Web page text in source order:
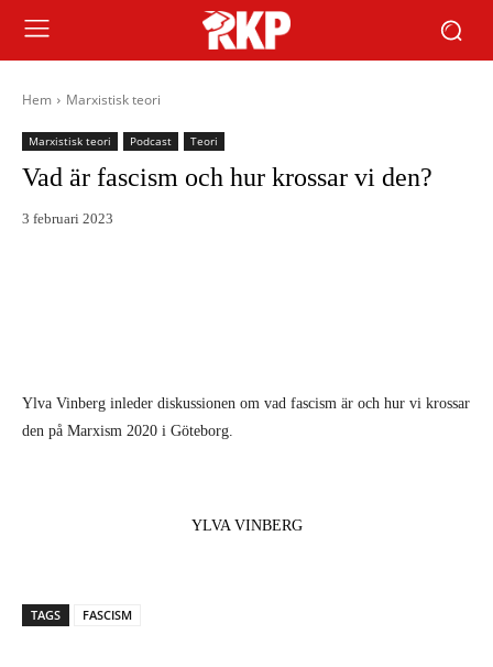
Hem Marxistisk teori
Marxistisk teori Podcast Teori
Vad är fascism och hur krossar vi den?
3 februari 2023
Ylva Vinberg inleder diskussionen om vad fascism är och hur vi krossar
den på Marxism 2020 i Göteborg.
YLVA VINBERG
TAGS FASCISM